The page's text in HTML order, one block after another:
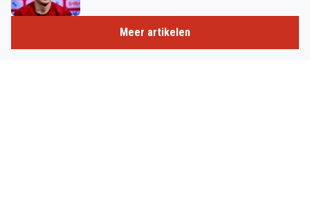
Meer artikelen